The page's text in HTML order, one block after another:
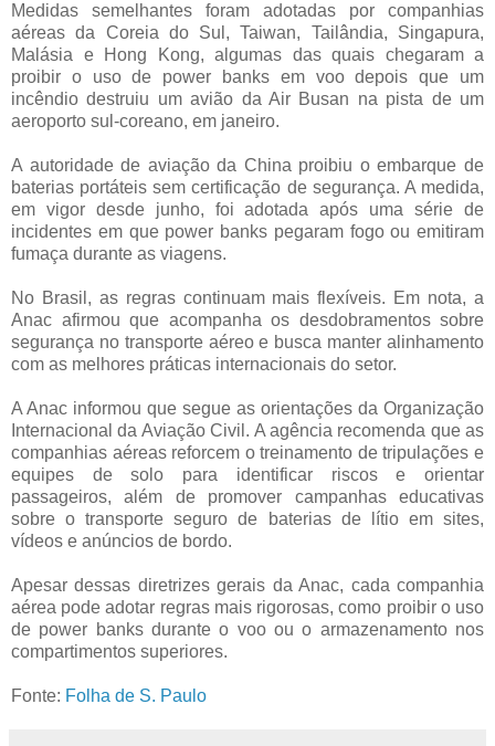
Medidas semelhantes foram adotadas por companhias
aéreas da Coreia do Sul, Taiwan, Tailândia, Singapura,
Malásia e Hong Kong, algumas das quais chegaram a
proibir o uso de power banks em voo depois que um
incêndio destruiu um avião da Air Busan na pista de um
aeroporto sul-coreano, em janeiro.
A autoridade de aviação da China proibiu o embarque de
baterias portáteis sem certificação de segurança. A medida,
em vigor desde junho, foi adotada após uma série de
incidentes em que power banks pegaram fogo ou emitiram
fumaça durante as viagens.
No Brasil, as regras continuam mais flexíveis. Em nota, a
Anac afirmou que acompanha os desdobramentos sobre
segurança no transporte aéreo e busca manter alinhamento
com as melhores práticas internacionais do setor.
A Anac informou que segue as orientações da Organização
Internacional da Aviação Civil. A agência recomenda que as
companhias aéreas reforcem o treinamento de tripulações e
equipes de solo para identificar riscos e orientar
passageiros, além de promover campanhas educativas
sobre o transporte seguro de baterias de lítio em sites,
vídeos e anúncios de bordo.
Apesar dessas diretrizes gerais da Anac, cada companhia
aérea pode adotar regras mais rigorosas, como proibir o uso
de power banks durante o voo ou o armazenamento nos
compartimentos superiores.
Fonte: Folha de S. Paulo